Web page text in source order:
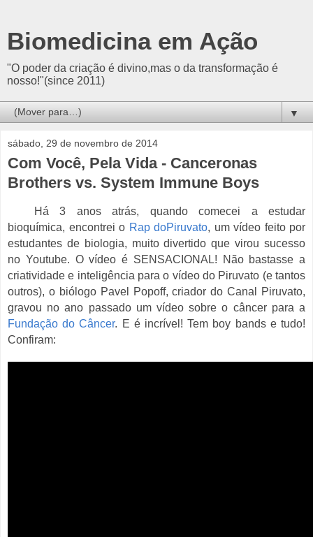
Biomedicina em Ação
"O poder da criação é divino,mas o da transformação é
nosso!"(since 2011)
▼
sábado, 29 de novembro de 2014
Com Você, Pela Vida - Canceronas
Brothers vs. System Immune Boys
Há 3 anos atrás, quando comecei a estudar
bioquímica, encontrei o Rap doPiruvato, um vídeo feito por
estudantes de biologia, muito divertido que virou sucesso
no Youtube. O vídeo é SENSACIONAL! Não bastasse a
criatividade e inteligência para o vídeo do Piruvato (e tantos
outros), o biólogo Pavel Popoff, criador do Canal Piruvato,
gravou no ano passado um vídeo sobre o câncer para a
Fundação do Câncer. E é incrível! Tem boy bands e tudo!
Confiram: